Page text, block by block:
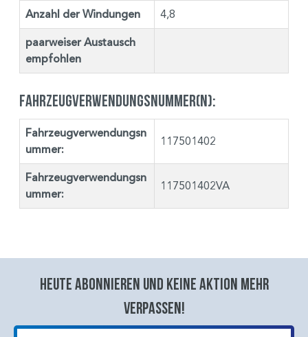
Anzahl der Windungen 4,8
paarweiser Austausch
empfohlen
Fahrzeugverwendungsnummer(n):
Fahrzeugverwendungsn
ummer:
117501402
Fahrzeugverwendungsn
ummer:
117501402VA
Heute abonnieren und keine aktion mehr
verpassen!